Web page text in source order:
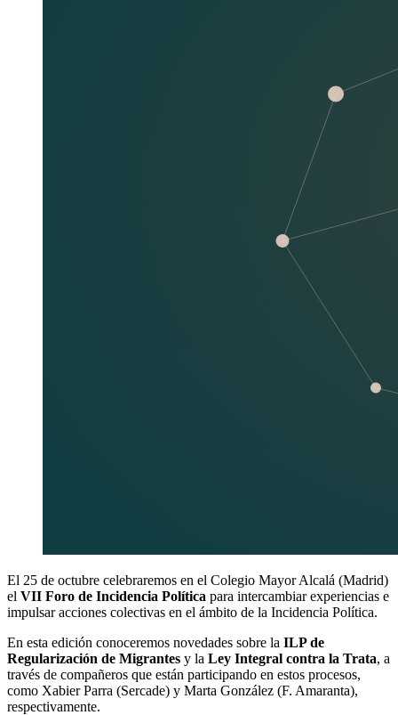
El 25 de octubre celebraremos en el Colegio Mayor Alcalá (Madrid)
el VII Foro de Incidencia Política para intercambiar experiencias e
impulsar acciones colectivas en el ámbito de la Incidencia Política.
En esta edición conoceremos novedades sobre la ILP de
Regularización de Migrantes y la Ley Integral contra la Trata, a
través de compañeros que están participando en estos procesos,
como Xabier Parra (Sercade) y Marta González (F. Amaranta),
respectivamente.